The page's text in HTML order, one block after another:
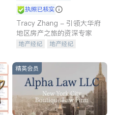
执照已核实
Tracy Zhang - 引领大华府
地区房产之旅的资深专家
地产经纪
地产经纪
商铺租售
精英会员